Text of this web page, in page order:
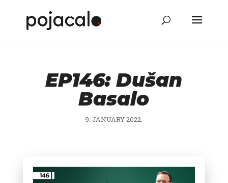
EP146: Dušan
Basalo
9. JANUARY 2022.